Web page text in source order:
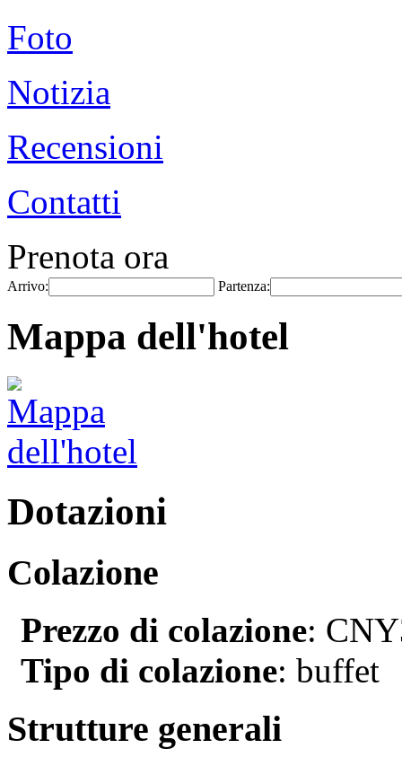
Foto
Notizia
Recensioni
Contatti
Prenota ora
Arrivo: Partenza:
Mappa dell'hotel
Dotazioni
Colazione
Prezzo di colazione:
Tipo di colazione: buffet
Strutture generali